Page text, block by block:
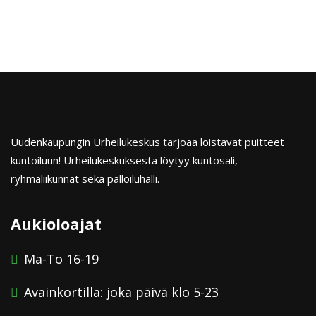
Uudenkaupungin Urheilukeskus tarjoaa loistavat puitteet
kuntoiluun! Urheilukeskuksesta löytyy kuntosali,
ryhmäliikunnat sekä palloiluhalli.
Aukioloajat
Ma-To 16-19
Avainkortilla: joka päivä klo 5-23